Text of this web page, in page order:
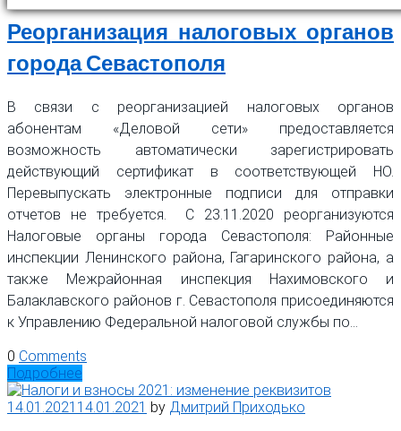
Реорганизация налоговых органов
города Севастополя
В связи с реорганизацией налоговых органов
абонентам «Деловой сети» предоставляется
возможность автоматически зарегистрировать
действующий сертификат в соответствующей НО.
Перевыпускать электронные подписи для отправки
отчетов не требуется. С 23.11.2020 реорганизуются
Налоговые органы города Севастополя: Районные
инспекции Ленинского района, Гагаринского района, а
также Межрайонная инспекция Нахимовского и
Балаклавского районов г. Севастополя присоединяются
к Управлению Федеральной налоговой службы по…
0 Comments
Подробнее
14.01.2021 14.01.2021 by Дмитрий Приходько